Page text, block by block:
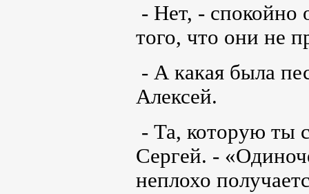
- Нет, - спокойно
того, что они не
- А какая была
Алексей.
- Та, которую ты
Сергей. -
неплохо